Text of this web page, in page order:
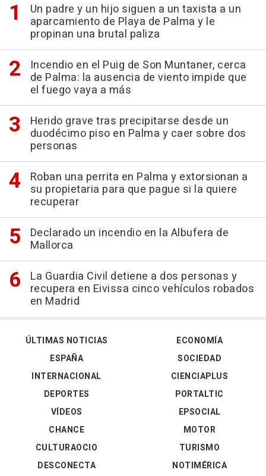
Un padre y un hijo siguen a un taxista a un
aparcamiento de Playa de Palma y le
propinan una brutal paliza
Incendio en el Puig de Son Muntaner, cerca
de Palma: la ausencia de viento impide que
el fuego vaya a más
Herido grave tras precipitarse desde un
duodécimo piso en Palma y caer sobre dos
personas
Roban una perrita en Palma y extorsionan a
su propietaria para que pague si la quiere
recuperar
Declarado un incendio en la Albufera de
Mallorca
La Guardia Civil detiene a dos personas y
recupera en Eivissa cinco vehículos robados
en Madrid
ÚLTIMAS NOTICIAS
ESPAÑA
INTERNACIONAL
DEPORTES
VÍDEOS
ECONOMÍA
SOCIEDAD
CIENCIAPLUS
PORTALTIC
EPSOCIAL
CHANCE
CULTURAOCIO
DESCONECTA
MOTOR
TURISMO
NOTIMÉRICA